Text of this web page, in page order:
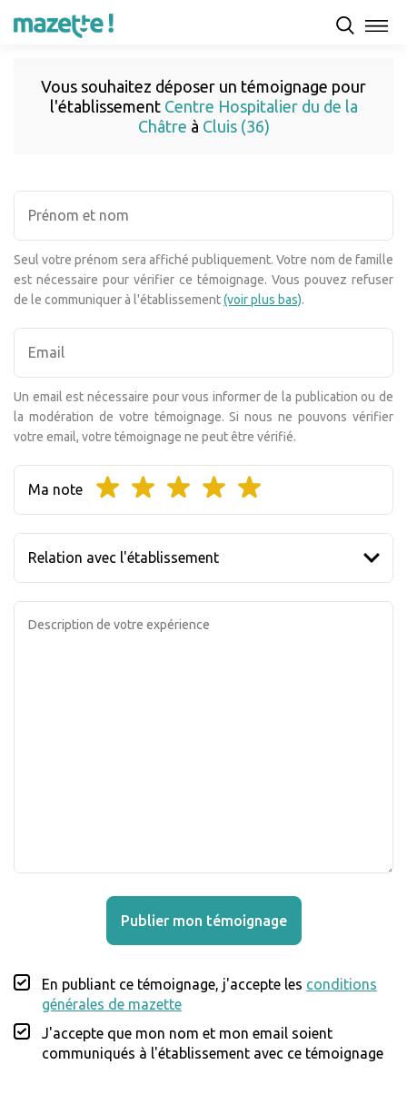
Vous souhaitez déposer un témoignage pour
l'établissement Centre Hospitalier du de la
Châtre à Cluis (36)
Seul votre prénom sera affiché publiquement. Votre nom de famille
est nécessaire pour vérifier ce témoignage. Vous pouvez refuser
de le communiquer à l'établissement(voir plus bas).
Un email est nécessaire pour vous informer de la publication ou de
la modération de votre témoignage. Si nous ne pouvons vérifier
votre email, votre témoignage ne peut être vérifié.
Ma note
Publier mon témoignage
En publiant ce témoignage, j'accepte les conditions
générales de mazette
J'accepte que mon nom et mon email soient
communiqués à l'établissement avec ce témoignage